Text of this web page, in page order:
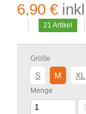
6,90 €
21 Artikel
Größe
S M XL
Menge